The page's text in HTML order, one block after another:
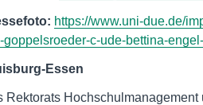
https://www.uni-due.de/
goppelsroeder-c-ude-bettina-
Essen
Rektorats Hochschulmanagement